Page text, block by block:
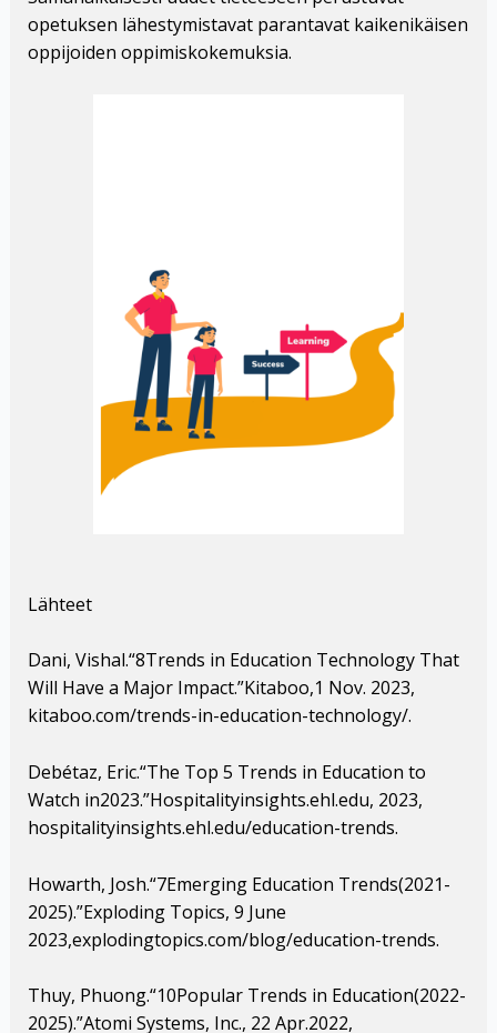
opetuksen lähestymistavat parantavat kaikenikäisen
oppijoiden oppimiskokemuksia.
Lähteet
Dani, Vishal.“8Trends in Education Technology That
Will Have a Major Impact.”Kitaboo,1 Nov. 2023,
kitaboo.com/trends-in-education-technology/.
Debétaz, Eric.“The Top 5 Trends in Education to
Watch in2023.”Hospitalityinsights.ehl.edu, 2023,
hospitalityinsights.ehl.edu/education-trends.
Howarth, Josh.“7Emerging Education Trends(2021-
2025).”Exploding Topics, 9 June
2023,explodingtopics.com/blog/education-trends.
Thuy, Phuong.“10Popular Trends in Education(2022-
2025).”Atomi Systems, Inc., 22 Apr.2022,